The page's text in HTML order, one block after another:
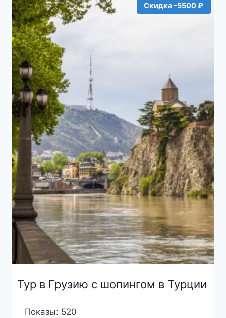
Скидка -5500 ₽
Тур в Грузию с шопингом в Турции
Показы: 520